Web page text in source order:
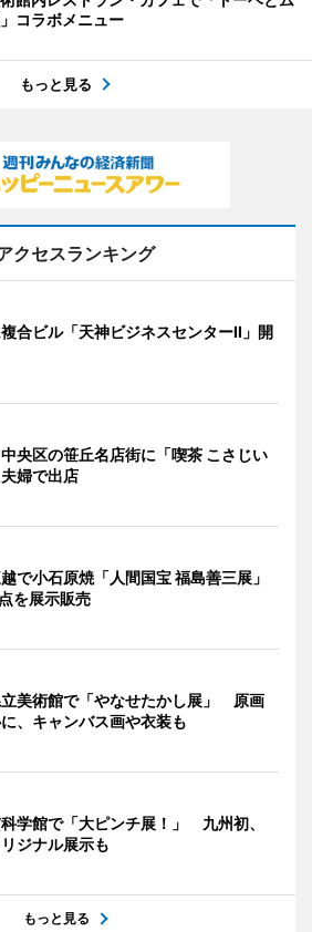
コラボメニュー
もっと見る
クセスランキング
合ビル「天神ビジネスセンターII」開
央区の笹丘名店街に「喫茶 こさじい
婦で出店
で小石原焼「人間国宝 福島善三展」
を展示販売
美術館で「やなせたかし展」 原画
、キャンバス画や衣装も
学館で「大ピンチ展！」 九州初、
ジナル展示も
もっと見る